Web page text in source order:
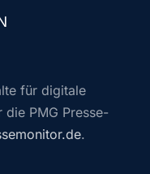
für digitale
die PMG Presse-
.